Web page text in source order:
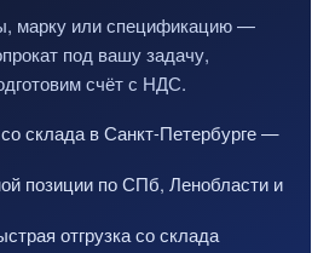
марку или спецификацию —
под вашу задачу,
счёт с НДС.
склада в Санкт-Петербурге —
позиции по СПб, Ленобласти и
отгрузка со склада